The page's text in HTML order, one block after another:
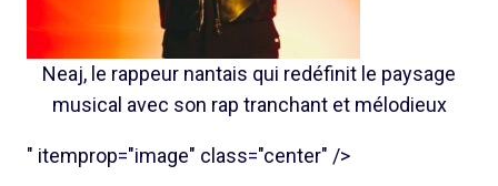
Neaj, le rappeur nantais qui redéfinit le paysage
musical avec son rap tranchant et mélodieux
" itemprop="image" class="center" />